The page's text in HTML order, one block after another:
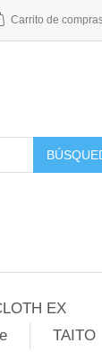
Carrito de
EX
TAITO